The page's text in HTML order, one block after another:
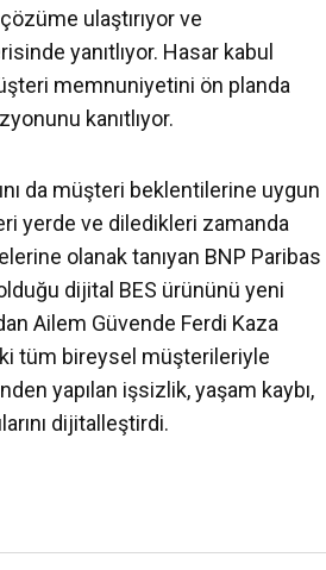
ulaştırıyor ve
yanıtlıyor. Hasar kabul
memnuniyetini ön planda
kanıtlıyor.
da müşteri beklentilerine uygun
yerde ve diledikleri zamanda
olanak tanıyan BNP Paribas
dijital BES ürününü yeni
Ailem Güvende Ferdi Kaza
tüm bireysel müşterileriyle
yapılan işsizlik, yaşam kaybı,
dijitalleştirdi.